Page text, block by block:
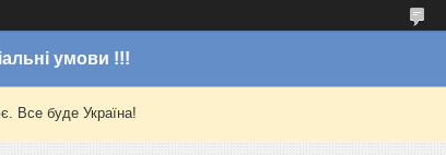
умови !!!
Все буде Україна!